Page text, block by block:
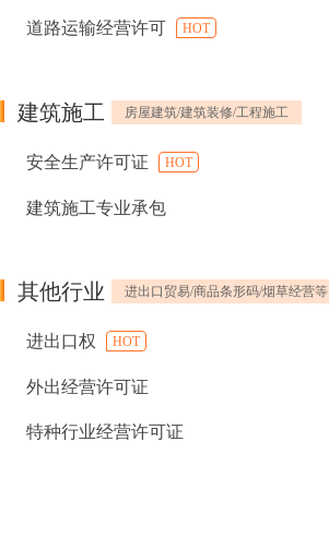
道路运输经营许可 HOT
建筑施工 房屋建筑/建筑装修/工程施工
安全生产许可证 HOT
建筑施工专业承包
其他行业 进出口贸易/商品条形码/烟草经营等
进出口权 HOT
外出经营许可证
特种行业经营许可证